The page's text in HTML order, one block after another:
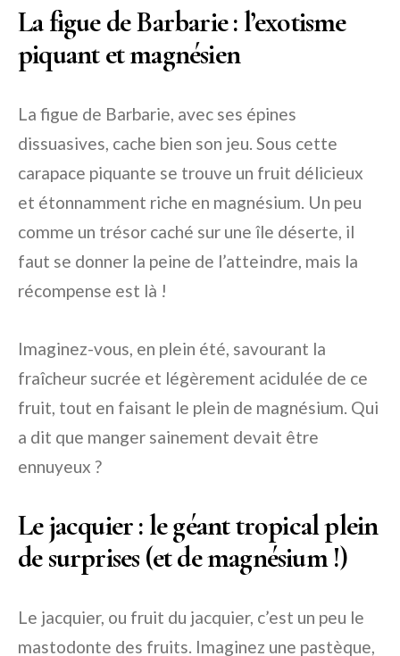
La figue de Barbarie : l’exotisme
piquant et magnésien
La figue de Barbarie, avec ses épines
dissuasives, cache bien son jeu. Sous cette
carapace piquante se trouve un fruit délicieux
et étonnamment riche en magnésium. Un peu
comme un trésor caché sur une île déserte, il
faut se donner la peine de l’atteindre, mais la
récompense est là !
Imaginez-vous, en plein été, savourant la
fraîcheur sucrée et légèrement acidulée de ce
fruit, tout en faisant le plein de magnésium. Qui
a dit que manger sainement devait être
ennuyeux ?
Le jacquier : le géant tropical plein
de surprises (et de magnésium !)
Le jacquier, ou fruit du jacquier, c’est un peu le
mastodonte des fruits. Imaginez une pastèque,